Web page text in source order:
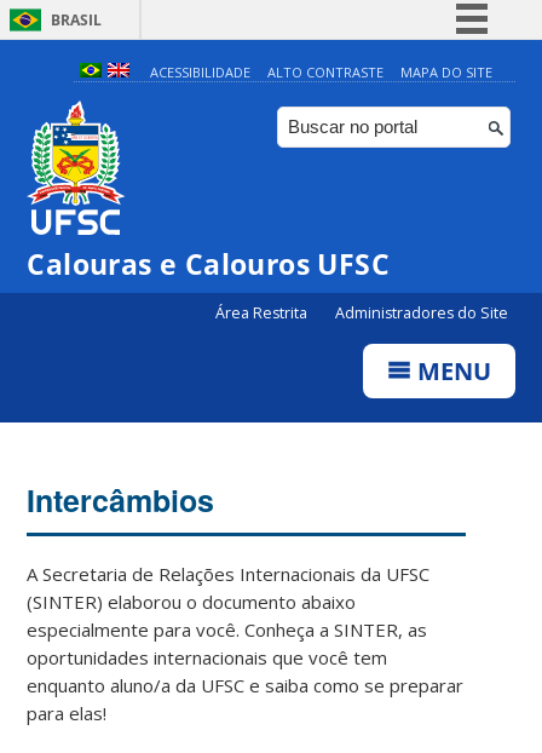
BRASIL
Simplifique!
Comunica BR
Participe
Canais
ACESSIBILIDADE ALTO CONTRASTE MAPA DO SITE
Calouras e Calouros UFSC
Área Restrita Administradores do Site
MENU
Intercâmbios
A Secretaria de Relações Internacionais da UFSC
(SINTER) elaborou o documento abaixo
especialmente para você. Conheça a SINTER, as
oportunidades internacionais que você tem
enquanto aluno/a da UFSC e saiba como se preparar
para elas!